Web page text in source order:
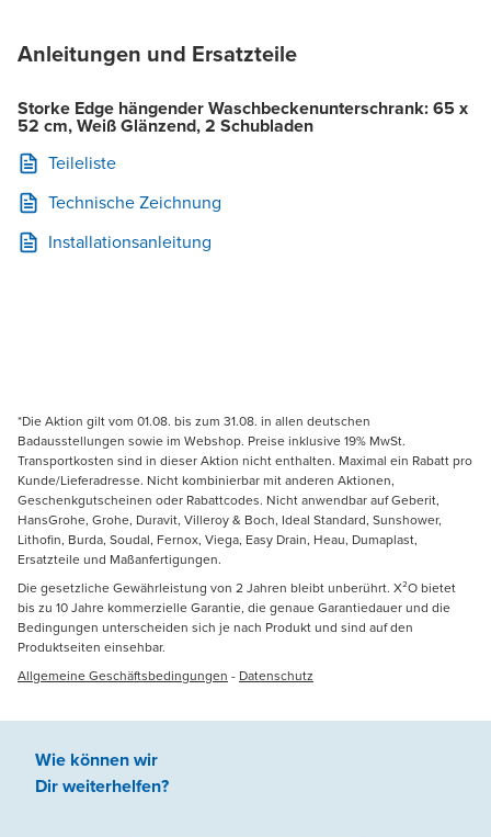
Anleitungen und Ersatzteile
Storke Edge hängender Waschbeckenunterschrank: 65 x
52 cm, Weiß Glänzend, 2 Schubladen
Teileliste
Technische Zeichnung
Installationsanleitung
*Die Aktion gilt vom 01.08. bis zum 31.08. in allen deutschen
Badausstellungen sowie im Webshop. Preise inklusive 19% MwSt.
Transportkosten sind in dieser Aktion nicht enthalten. Maximal ein Rabatt pro
Kunde/Lieferadresse. Nicht kombinierbar mit anderen Aktionen,
Geschenkgutscheinen oder Rabattcodes. Nicht anwendbar auf Geberit,
HansGrohe, Grohe, Duravit, Villeroy & Boch, Ideal Standard, Sunshower,
Lithofin, Burda, Soudal, Fernox, Viega, Easy Drain, Heau, Dumaplast,
Ersatzteile und Maßanfertigungen.
Die gesetzliche Gewährleistung von 2 Jahren bleibt unberührt. X²O bietet
bis zu 10 Jahre kommerzielle Garantie, die genaue Garantiedauer und die
Bedingungen unterscheiden sich je nach Produkt und sind auf den
Produktseiten einsehbar.
Allgemeine Geschäftsbedingungen - Datenschutz
Wie können wir
Dir weiterhelfen?